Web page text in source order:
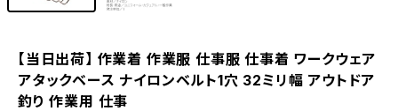
【当日出荷】 作業着 作業服 仕事服 仕事着 ワークウェア
アタックベース ナイロンベルト1穴 32ミリ幅 アウトドア
釣り 作業用 仕事